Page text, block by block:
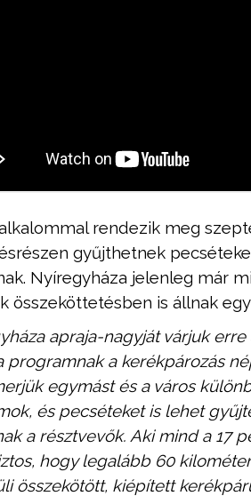
rendezik meg
gyűjthetnek
Nyíregyháza jelenleg már
összeköttetésben is állnak
apraja-nagyját várjuk
programnak a kerékpározás
egymást és a város
és pecséteket is lehet
a résztvevők. Aki mind a 17
hogy legalább 60
összekötött, kiépített